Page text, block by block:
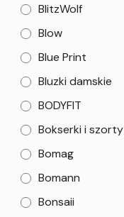
BlitzWolf
Blow
Blue Print
Bluzki damskie
BODYFIT
Bokserki i szorty
Bomag
Bomann
Bonsaii